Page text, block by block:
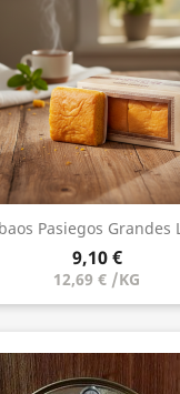
Pasiegos Grandes
9,10 €
12,69 € /KG